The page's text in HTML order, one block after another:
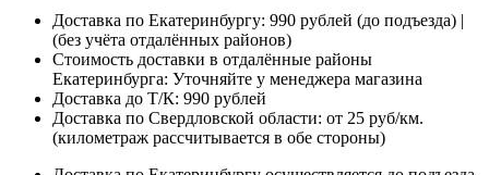
Доставка по Екатеринбургу: 990 рублей (до подъезда) |
(без учёта отдалённых районов)
Стоимость доставки в отдалённые районы
Екатеринбурга: Уточняйте у менеджера магазина
Доставка до Т/К: 990 рублей
Доставка по Свердловской области: от 25 руб/км.
(километраж рассчитывается в обе стороны)